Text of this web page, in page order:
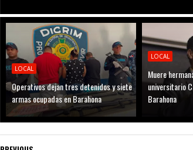
LOCAL
Operativos dejan tres detenidos y siete
armas ocupadas en Barahona
LOCAL
Muere
universitario
Barahona